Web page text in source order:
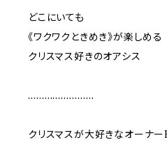
どこにいても
《ワクワクときめき》が楽しめる
クリスマス好きのオアシス
……………………
クリスマスが大好きなオーナ